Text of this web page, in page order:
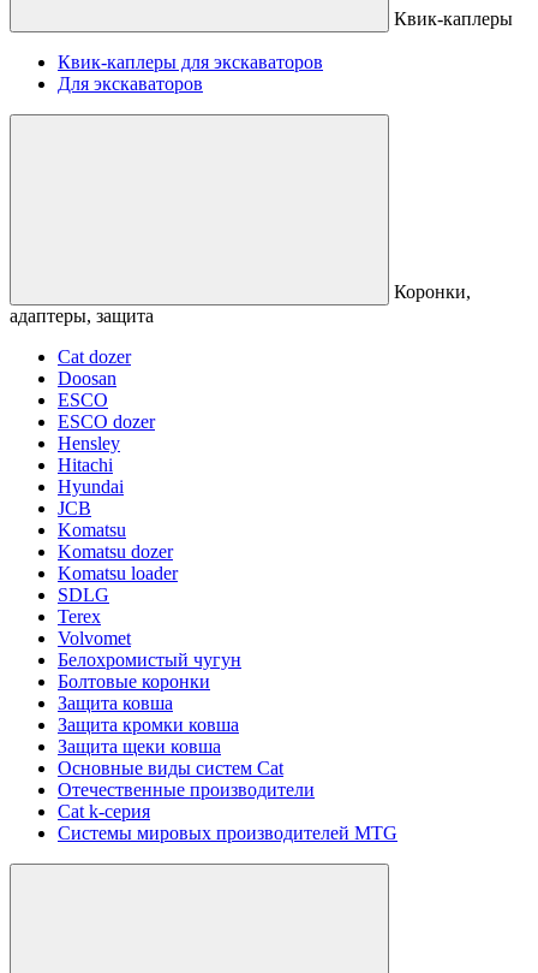
Квик-каплеры
Квик-каплеры для экскаваторов
Для экскаваторов
Коронки,
адаптеры, защита
Cat dozer
Doosan
ESCO
ESCO dozer
Hensley
Hitachi
Hyundai
JCB
Komatsu
Komatsu dozer
Komatsu loader
SDLG
Terex
Volvomet
Белохромистый чугун
Болтовые коронки
Защита ковша
Защита кромки ковша
Защита щеки ковша
Основные виды систем Cat
Отечественные производители
Сat k-серия
Системы мировых производителей MTG